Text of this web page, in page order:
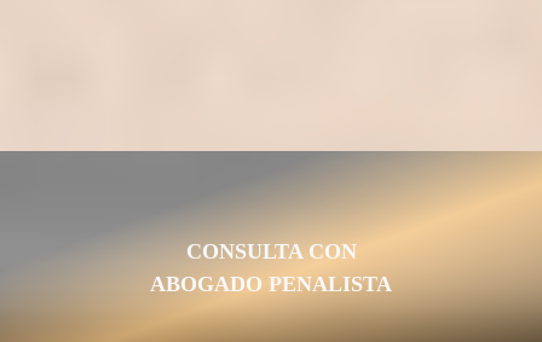
CONSULTA CON
ABOGADO PENALISTA